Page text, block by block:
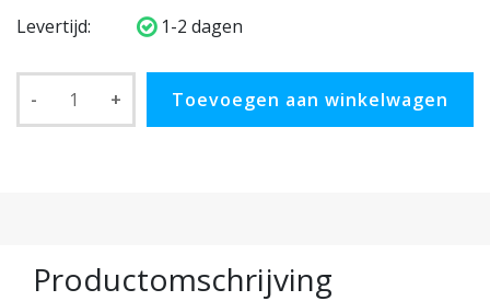
Levertijd:
1-2 dagen
- + Toevoegen aan winkelwagen
Productomschrijving